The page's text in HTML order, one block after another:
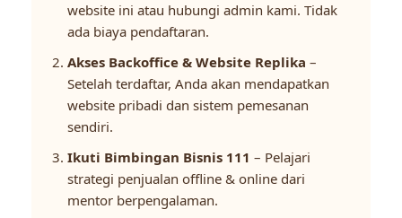
website ini atau hubungi admin kami. Tidak
ada biaya pendaftaran.
Akses Backoffice & Website Replika –
Setelah terdaftar, Anda akan mendapatkan
website pribadi dan sistem pemesanan
sendiri.
Ikuti Bimbingan Bisnis 111 – Pelajari
strategi penjualan offline & online dari
mentor berpengalaman.